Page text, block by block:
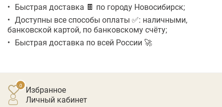
Быстрая доставка 🍫 по городу Новосибирск;
Доступны все способы оплаты ✅: наличными,
банковской картой, по банковскому счёту;
Быстрая доставка по всей России 🚀
Избранное
личный кабинет